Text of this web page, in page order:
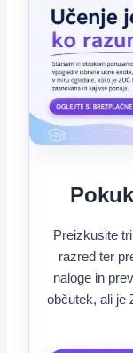
Preizkusite
razred ter
naloge in
občutek, ali je